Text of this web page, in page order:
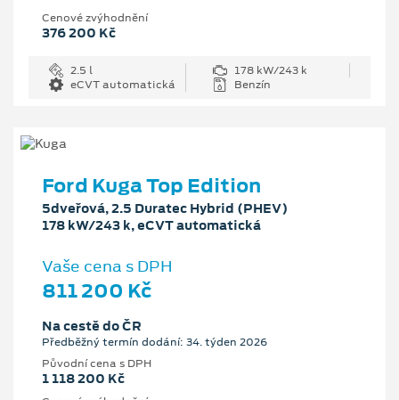
Cenové zvýhodnění
376 200 Kč
2.5 l
178 kW/243 k
eCVT automatická
Benzín
Ford Kuga Top Edition
5dveřová, 2.5 Duratec Hybrid (PHEV)
178 kW/243 k, eCVT automatická
Vaše cena s DPH
811 200 Kč
Na cestě do ČR
Předběžný termín dodání: 34. týden 2026
Původní cena s DPH
1 118 200 Kč